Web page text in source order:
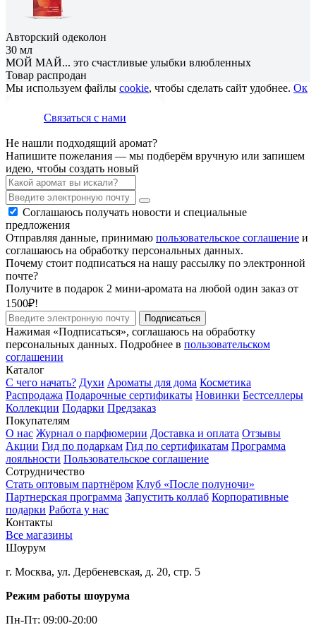
Авторский одеколон
30 мл
МОЙ МАЙ... это счастливые улыбки влюбленных
Товар распродан
Мы используем файлы cookie, чтобы сделать сайт удобнее. Ок
Связаться с нами
Не нашли подходящий аромат?
Напишите пожелания — мы подберём вручную или запишем
идею, чтобы создать новый
Соглашаюсь получать новости и специальные
предложения
Отправляя данные, принимаю пользовательское соглашение и
соглашаюсь на обработку персональных данных.
Почему стоит подписаться на нашу рассылку по электронной
почте?
Получите в подарок 2 мини-аромата на любой один заказ от
1500₽!
Подписаться
Нажимая «Подписаться», соглашаюсь на обработку
персональных данных. Подробнее в пользовательском
соглашении
Каталог
С чего начать? Духи Ароматы для дома Косметика
Распродажа Подарочные сертификаты Новинки Бестселлеры
Коллекции Подарки Предзаказ
Покупателям
О нас Журнал о парфюмерии Доставка и оплата Отзывы
Акции Гид по подаркам Гид по сертификатам Программа
лояльности Пользовательское соглашение
Сотрудничество
Стать оптовым партнёром Клуб «После полуночи»
Партнерская программа Запустить коллаб Корпоративные
подарки Работа у нас
Контакты
Все магазины
Шоурум
г. Москва, ул. Дербеневская, д. 20, стр. 5
Режим работы шоурума
Пн-Пт: 09:00-20:00